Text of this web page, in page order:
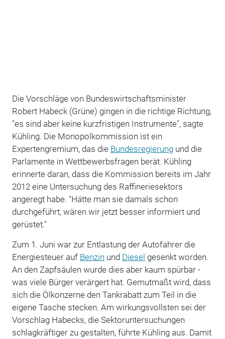
Die Vorschläge von Bundeswirtschaftsminister
Robert Habeck (Grüne) gingen in die richtige Richtung,
"es sind aber keine kurzfristigen Instrumente", sagte
Kühling. Die Monopolkommission ist ein
Expertengremium, das die Bundesregierungund die
Parlamente in Wettbewerbsfragen berät. Kühling
erinnerte daran, dass die Kommission bereits im Jahr
2012 eine Untersuchung des Raffineriesektors
angeregt habe. "Hätte man sie damals schon
durchgeführt, wären wir jetzt besser informiert und
gerüstet."
Zum 1. Juni war zur Entlastung der Autofahrer die
Energiesteuer auf Benzin und Diesel gesenkt worden.
An den Zapfsäulen wurde dies aber kaum spürbar -
was viele Bürger verärgert hat. Gemutmaßt wird, dass
sich die Ölkonzerne den Tankrabatt zum Teil in die
eigene Tasche stecken. Am wirkungsvollsten sei der
Vorschlag Habecks, die Sektoruntersuchungen
schlagkräftiger zu gestalten, führte Kühling aus. Damit